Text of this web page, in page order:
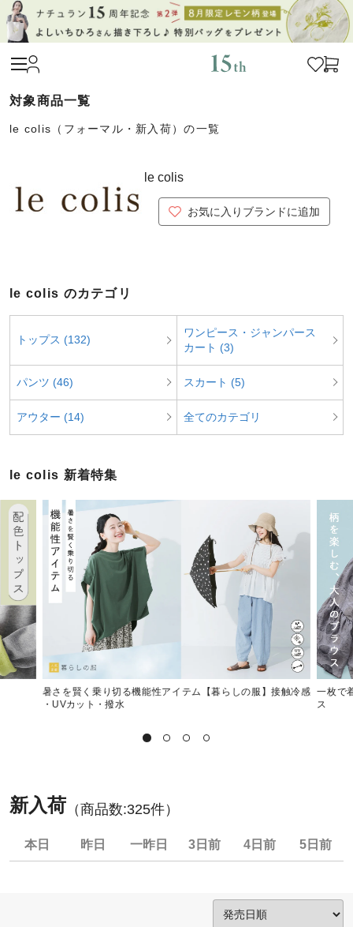
le colis（フォーマル・新入荷）の一覧
le colis
お気に入りブランドに追加
le colis のカテゴリ
トップス (132)
ワンピース・ジャンパース
カート (3)
パンツ (46) スカート (5)
アウター (14) 全てのカテゴリ
le colis 新着特集
暑さを賢く乗り切る機能性アイテム【暮らしの服】接触冷感
・UVカット・撥水
一枚で
ス
新入荷 （商品数:325件）
本日 昨日 一昨日 3日前 4日前 5日前